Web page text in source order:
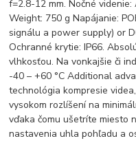
f=2.8-12 mm. Nočné
Weight: 750 g Napájanie:
signálu a power supply) or
Ochranné krytie: IP66.
vlhkosťou. Na vonkajšie či
-40 – +60 °C Additional
technológia kompresie
vysokom rozlíšení na
vďaka čomu ušetríte miesto
nastavenia uhla pohľadu a